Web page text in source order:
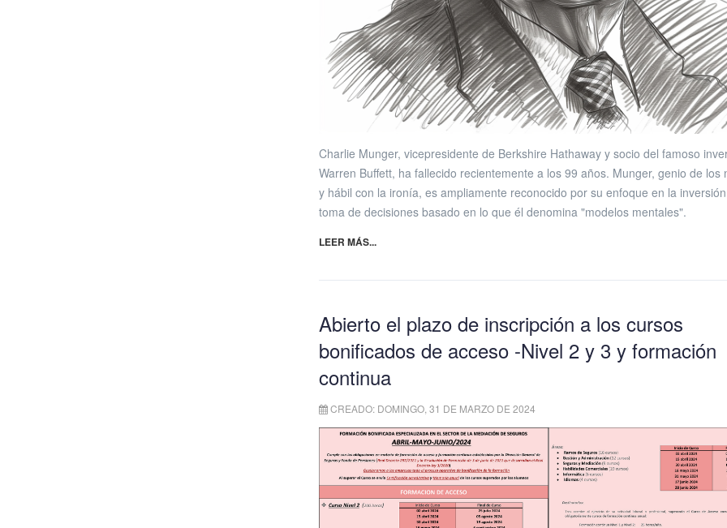
Charlie Munger, vicepresidente de Berkshire Hathaway y socio del famoso
Warren Buffett, ha fallecido recientemente a los 99 años. Munger, genio de los
y hábil con la ironía, es ampliamente reconocido por su enfoque en la
toma de decisiones basado en lo que él denomina "modelos mentales".
LEER MÁS...
Abierto el plazo de inscripción a los cursos
bonificados de acceso -Nivel 2 y 3 y formación
continua
CREADO: DOMINGO, 31 DE MARZO DE 2024